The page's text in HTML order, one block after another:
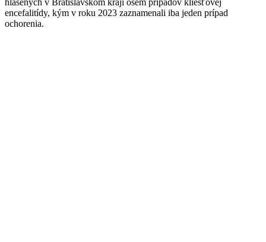
encefalitídy, kým v roku 2023 zaznamenali iba jeden prípad
ochorenia.